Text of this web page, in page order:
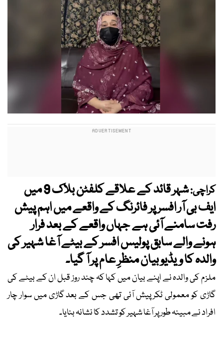
کراچی:
شہر قائد کے علاقے کلفٹن بلاک 9 میں
ایف بی آر افسر پر فائرنگ کے واقعے میں اہم پیش
رفت سامنے آئی ہے جہاں واقعے کے بعد فرار
ہونے والے سابق پولیس افسر کے بیٹے آغا شہیر کی
والدہ کا ویڈیو بیان منظرِ عام پر آ گیا۔
ملزم کی والدہ نے اپنے بیان میں کہا کہ چند روز قبل ان کے بیٹے کی
گاڑی کو معمولی ٹکر پیش آئی تھی جس کے بعد گاڑی میں سوار چار
افراد نے مبینہ طور پر آغا شہیر کو تشدد کا نشانہ بنایا۔